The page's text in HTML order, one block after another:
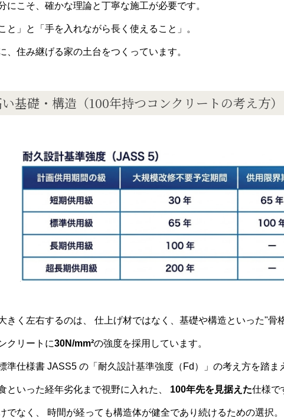
にこそ、確かな理論と丁寧な施工が必要です。
と」と「手を入れながら長く使えること」。
、住み継げる家の土台をつくっています。
基礎・構造（100年持つコンクリートの考え方）
きく左右するのは、 仕上げ材ではなく、基礎や構造といった"骨
クリートに30N/mm²の強度を採用しています。
準仕様書 JASS5 の「耐久設計基準強度（Fd）」の考え方を踏ま
といった経年劣化まで視野に入れた、 100年先を見据えた仕様で
でなく、 時間が経っても構造体が健全であり続けるための選択。